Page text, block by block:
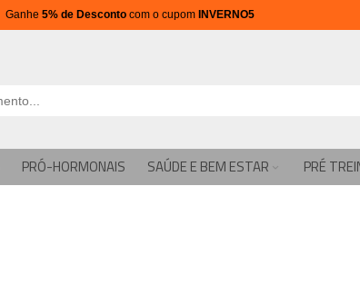
Ganhe 5% de Desconto com o cupom INVERNO5
PRÓ-HORMONAIS SAÚDE E BEM ESTAR PRÉ